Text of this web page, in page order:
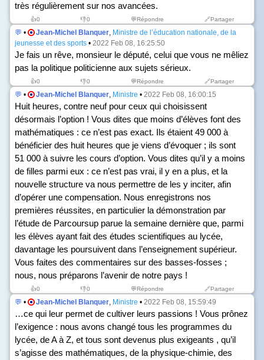
très régulièrement sur nos avancées.
👍0 👎0 💬Répondre 🔗Partager
💬 • Jean-Michel Blanquer, Ministre de l’éducation nationale, de la
jeunesse et des sports • 2022 Feb 08, 16:25:50
Je fais un rêve, monsieur le député, celui que vous ne mêliez
pas la politique politicienne aux sujets sérieux.
👍0 👎0 💬Répondre 🔗Partager
💬 • Jean-Michel Blanquer, Ministre • 2022 Feb 08, 16:00:15
Huit heures, contre neuf pour ceux qui choisissent
désormais l’option ! Vous dites que moins d’élèves font des
mathématiques : ce n’est pas exact. Ils étaient 49 000 à
bénéficier des huit heures que je viens d’évoquer ; ils sont
51 000 à suivre les cours d’option. Vous dites qu’il y a moins
de filles parmi eux : ce n’est pas vrai, il y en a plus, et la
nouvelle structure va nous permettre de les y inciter, afin
d’opérer une compensation. Nous enregistrons nos
premières réussites, en particulier la démonstration par
l’étude de Parcoursup parue la semaine dernière que, parmi
les élèves ayant fait des études scientifiques au lycée,
davantage les poursuivent dans l’enseignement supérieur.
Vous faites des commentaires sur des basses-fosses ;
nous, nous préparons l’avenir de notre pays !
👍0 👎0 💬Répondre 🔗Partager
💬 • Jean-Michel Blanquer, Ministre • 2022 Feb 08, 15:59:49
…ce qui leur permet de cultiver leurs passions ! Vous prônez
l’exigence : nous avons changé tous les programmes du
lycée, de A à Z, et tous sont devenus plus exigeants , qu’il
s’agisse des mathématiques, de la physique-chimie, des